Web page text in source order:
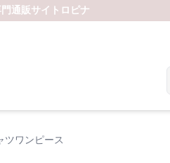
通販サイト ロピナ
ツワンピース